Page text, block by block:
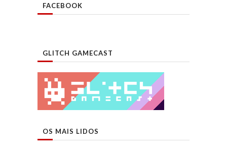
FACEBOOK
GLITCH GAMECAST
OS MAIS LIDOS